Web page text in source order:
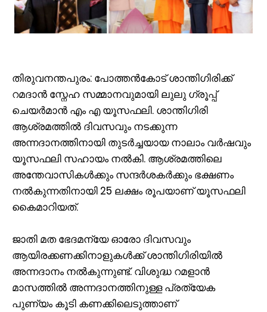
തിരുവനന്തപുരം: പോത്തൻകോട് ശാന്തിഗിരിക്ക്
റമദാൻ സ്നേഹ സമ്മാനവുമായി ലുലു ഗ്രൂപ്പ്
ചെയർമാൻ എം എ യൂസഫലി. ശാന്തിഗിരി
ആശ്രമത്തിൽ ദിവസവും നടക്കുന്ന
അന്നദാനത്തിനായി തുടർച്ചയായ നാലാം വർഷവും
യൂസഫലി സഹായം നൽകി. ആശ്രമത്തിലെ
അന്തേവാസികള്‍ക്കും സന്ദർശകർക്കും ഭക്ഷണം
നല്‍കുന്നതിനായി 25 ലക്ഷം രൂപയാണ് യൂസഫലി
കൈമാറിയത്.
ജാതി മത ഭേദമന്യേ ഓരോ ദിവസവും
ആയിരക്കണക്കിനാളുകള്‍ക്ക് ശാ‍ന്തിഗിരിയില്‍
അന്നദാനം നല്‍കുന്നുണ്ട്. വിശുദ്ധ റമളാൻ
മാസത്തിൽ അന്നദാനത്തിനുള്ള പ്രത്യേക
പുണ്യം കൂടി കണക്കിലെടുത്താണ്